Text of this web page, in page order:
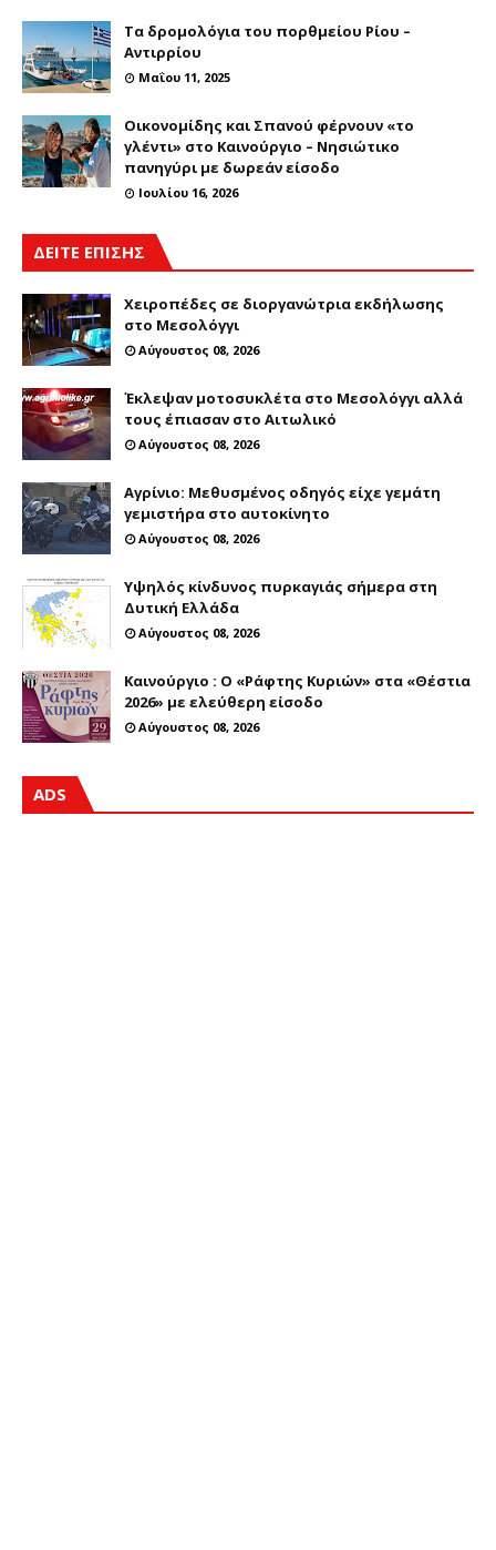
Τα δρομολόγια του πορθμείου Ρίου –
Αντιρρίου
Μαΐου 11, 2025
Οικονομίδης και Σπανού φέρνουν «το
γλέντι» στο Καινούργιο – Νησιώτικο
πανηγύρι με δωρεάν είσοδο
Ιουλίου 16, 2026
ΔΕΙΤΕ ΕΠΙΣΗΣ
Χειροπέδες σε διοργανώτρια εκδήλωσης
στο Μεσολόγγι
Αύγουστος 08, 2026
Έκλεψαν μοτοσυκλέτα στο Μεσολόγγι αλλά
τους έπιασαν στο Αιτωλικό
Αύγουστος 08, 2026
Αγρίνιο: Μεθυσμένος οδηγός είχε γεμάτη
γεμιστήρα στο αυτοκίνητο
Αύγουστος 08, 2026
Υψηλός κίνδυνος πυρκαγιάς σήμερα στη
Δυτική Ελλάδα
Αύγουστος 08, 2026
Καινούργιο : Ο «Ράφτης Κυριών» στα «Θέστια
2026» με ελεύθερη είσοδο
Αύγουστος 08, 2026
ADS